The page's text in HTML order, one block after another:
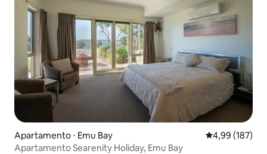
Apartamento ⋅ Emu Bay 4,99 de uma
4,99 (187)
Apartamento Searenity Holiday, Emu Bay